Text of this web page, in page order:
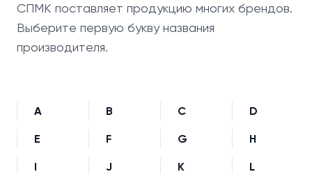
СПМК поставляет продукцию многих брендов.
Выберите первую букву названия
производителя.
A B C D
E F G H
I J K L